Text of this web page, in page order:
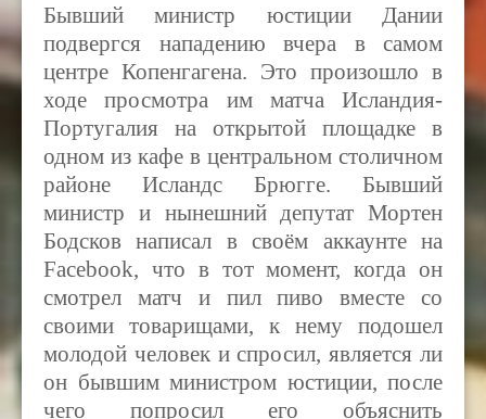
Бывший министр юстиции Дании
подвергся нападению вчера в самом
центре Копенгагена. Это произошло в
ходе просмотра им матча Исландия-
Португалия на открытой площадке в
одном из кафе в центральном столичном
районе Исландс Брюгге. Бывший
министр и нынешний депутат Мортен
Бодсков написал в своём аккаунте на
Facebook, что в тот момент, когда он
смотрел матч и пил пиво вместе со
своими товарищами, к нему подошел
молодой человек и спросил, является ли
он бывшим министром юстиции, после
чего попросил его объяснить